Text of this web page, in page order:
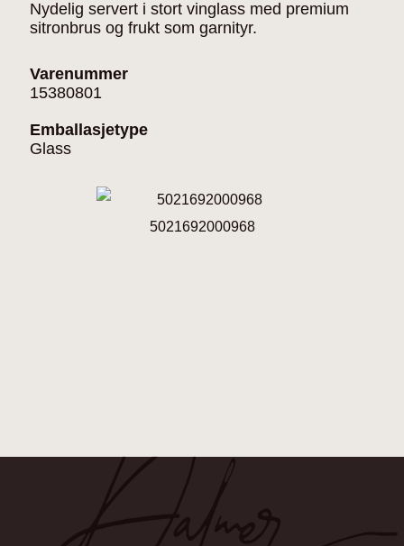
Nydelig servert i stort vinglass med premium
sitronbrus og frukt som garnityr.
Varenummer
15380801
Emballasjetype
Glass
5021692000968